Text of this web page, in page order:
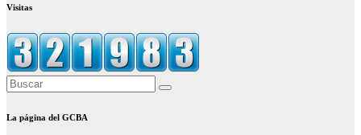
Visitas
La página del GCBA